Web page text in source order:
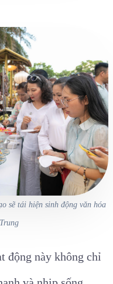
sẽ tái hiện sinh động văn hóa
động này không chỉ